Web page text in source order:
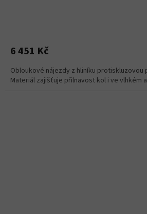
6 451 Kč
Obloukové nájezdy z hliníku protiskluzovou
Materiál zajišťuje přilnavost kol i ve vlhkém